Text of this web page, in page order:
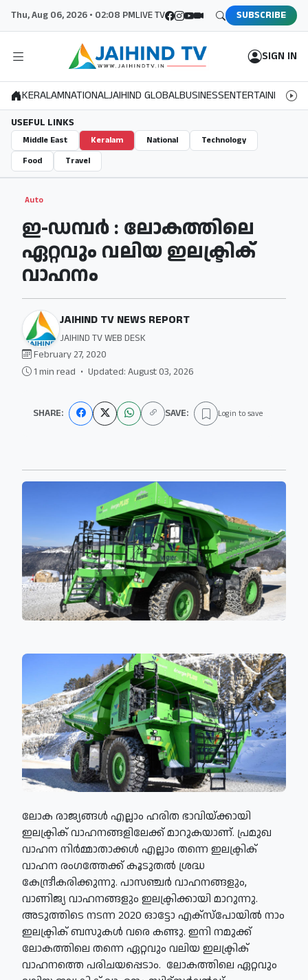
Thu, Aug 06, 2026 • 02:08 PMLIVE TV SUBSCRIBE
SIGN IN
KERALAMNATIONALJAIHIND GLOBALBUSINESSENTERTAINMENT
USEFUL LINKS
Middle East Keralam National
Technology
Food
Travel
Auto
ഇ-ഡമ്പർ : ലോകത്തിലെ
ഏറ്റവും വലിയ ഇലക്ട്രിക്
വാഹനം
JAIHIND TV NEWS REPORT
JAIHIND TV WEB DESK
February 27, 2020
1 min read • Updated: August 03, 2026
SHARE: SAVE: Login to save
ലോക രാജ്യങ്ങൾ എല്ലാം ഹരിത ഭാവിയ്ക്കായി
ഇലക്ട്രിക് വാഹനങ്ങളിലേക്ക് മാറുകയാണ്. പ്രമുഖ
വാഹന നിർമ്മാതാക്കൾ എല്ലാം തന്നെ ഇലക്ട്രിക്
വാഹന രംഗത്തേക്ക് കൂടുതൽ ശ്രദ്ധ
കേന്ദ്രീകരിക്കുന്നു. പാസഞ്ചർ വാഹനങ്ങളും,
വാണിജ്യ വാഹനങ്ങളും ഇലക്ട്രിക്കായി മാറുന്നു.
അടുത്തിടെ നടന്ന 2020 ഓട്ടോ എക്‌സ്‌പോയിൽ നാം
ഇലക്ട്രിക് ബസുകൾ വരെ കണ്ടു. ഇനി നമുക്ക്
ലോകത്തിലെ തന്നെ ഏറ്റവും വലിയ ഇലക്ട്രിക്
വാഹനത്തെ പരിചയപ്പെടാം. ലോകത്തിലെ ഏറ്റവും